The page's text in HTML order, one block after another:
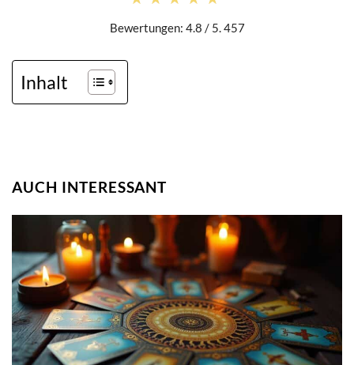
Bewertungen: 4.8 / 5. 457
Inhalt
AUCH INTERESSANT